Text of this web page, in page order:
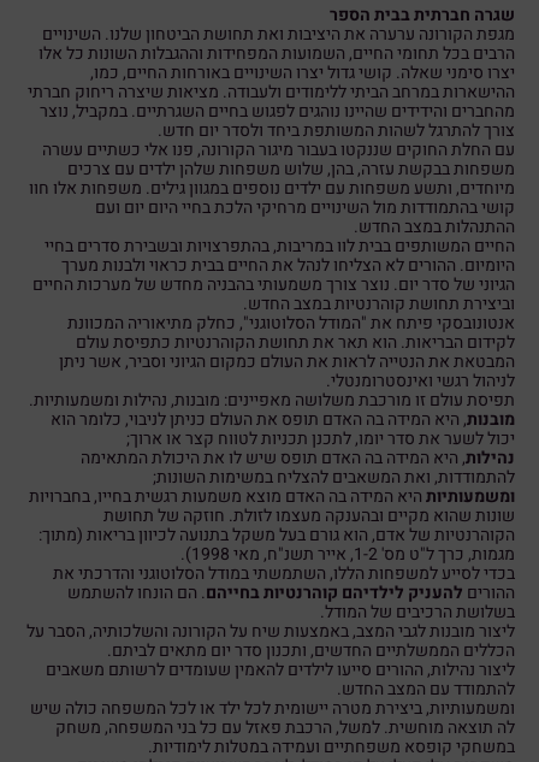
שגרה חברתית בבית הספר
מגפת הקורונה ערערה את היציבות ואת תחושת הביטחון שלנו. השינויים
הרבים בכל תחומי החיים, השמועות המפחידות וההגבלות השונות כל אלו
יצרו סימני שאלה. קושי גדול יצרו השינויים באורחות החיים, כמו,
ההישארות במרחב הביתי ללימודים ולעבודה. מציאות שיצרה ריחוק חברתי
מהחברים והידידים שהיינו נוהגים לפגוש בחיים השגרתיים. במקביל, נוצר
צורך להתרגל לשהות המשותפת ביחד ולסדר יום חדש.
עם החלת החוקים שננקטו בעבור מיגור הקורונה, פנו אלי כשתיים עשרה
משפחות בבקשת עזרה, בהן, שלוש משפחות שלהן ילדים עם צרכים
מיוחדים, ותשע משפחות עם ילדים נוספים במגוון גילים. משפחות אלו חוו
קושי בהתמודדות מול השינויים מרחיקי הלכת בחיי היום יום ועם
ההתנהלות במצב החדש.
החיים המשותפים בבית לוו במריבות, בהתפרצויות ובשבירת סדרים בחיי
היומיום. ההורים לא הצליחו לנהל את החיים בבית כראוי ולבנות מערך
הגיוני של סדר יום. נוצר צורך משמעותי בהבניה מחדש של מערכות החיים
וביצירת תחושת קוהרנטיות במצב החדש.
אנטונובסקי פיתח את "המודל הסלוטוגני", כחלק מתיאוריה המכוונת
לקידום הבריאות. הוא תאר את תחושת הקוהרנטיות כתפיסת עולם
המבטאת את הנטייה לראות את העולם כמקום הגיוני וסביר, אשר ניתן
לניהול רגשי ואינסטרומנטלי.
תפיסת עולם זו מורכבת משלושה מאפיינים: מובנות, נהילות ומשמעותיות.
מובנות, היא המידה בה האדם תופס את העולם כניתן לניבוי, כלומר הוא
יכול לשער את סדר יומו, לתכנן תכניות לטווח קצר או ארוך;
נהילות, היא המידה בה האדם תופס שיש לו את היכולת המתאימה
להתמודדות, ואת המשאבים להצליח במשימות השונות;
ומשמעותיותהיא המידה בה האדם מוצא משמעות רגשית בחייו, בחברויות
שונות שהוא מקיים ובהענקה מעצמו לזולת. חוזקה של תחושת
הקוהרנטיות של אדם, הוא גורם בעל משקל בתנועה לכיוון בריאות (מתוך:
מגמות, כרך ל"ט מס' 1-2, אייר תשנ"ח, מאי 1998).
בכדי לסייע למשפחות הללו, השתמשתי במודל הסלוטוגני והדרכתי את
ההוריםלהעניק לילדיהם קוהרנטיות בחייהם. הם הונחו להשתמש
בשלושת הרכיבים של המודל.
ליצור מובנות לגבי המצב, באמצעות שיח על הקורונה והשלכותיה, הסבר על
הכללים הממשלתיים החדשים, ותכנון סדר יום מתאים לביתם.
ליצור נהילות, ההורים סייעו לילדים להאמין שעומדים לרשותם משאבים
להתמודד עם המצב החדש.
ומשמעותיות, ביצירת מטרה יישומית לכל ילד או לכל המשפחה כולה שיש
לה תוצאה מוחשית. למשל, הרכבת פאזל עם כל בני המשפחה, משחק
במשחקי קופסא משפחתיים ועמידה במטלות לימודיות.